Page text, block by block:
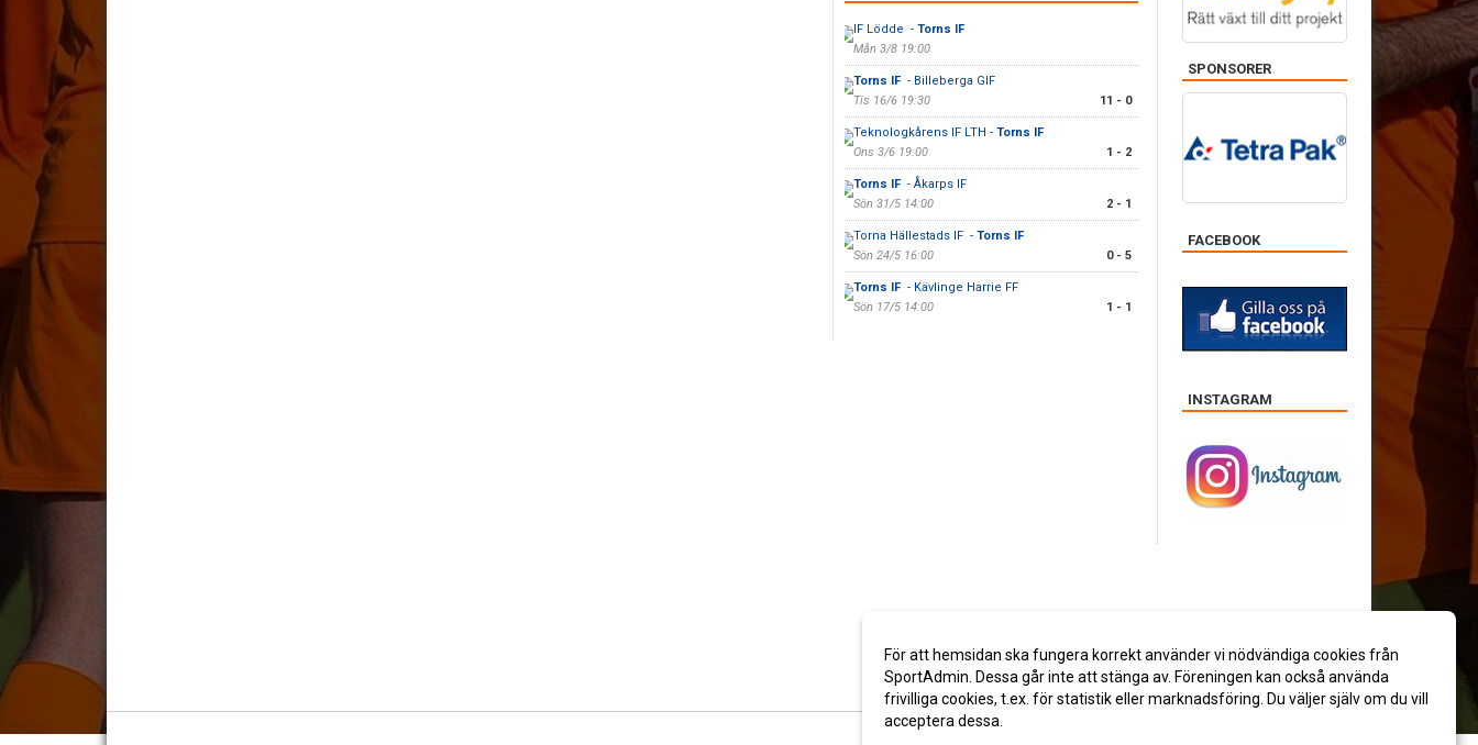
IF Lödde - Torns IF
Mån 3/8 19:00
Torns IF - Billeberga GIF
Tis 16/6 19:30
11 - 0
Teknologkårens IF LTH - Torns IF
Ons 3/6 19:00
1 - 2
Torns IF - Åkarps IF
Sön 31/5 14:00
2 - 1
Torna Hällestads IF - Torns IF
Sön 24/5 16:00
0 - 5
Torns IF - Kävlinge Harrie FF
Sön 17/5 14:00
1 - 1
SPONSORER
FACEBOOK
INSTAGRAM
För att hemsidan ska fungera korrekt använder vi nödvändiga cookies från
SportAdmin. Dessa går inte att stänga av. Föreningen kan också använda
frivilliga cookies, t.ex. för statistik eller marknadsföring. Du väljer själv om du vill
acceptera dessa.